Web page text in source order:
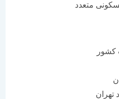
متعدد